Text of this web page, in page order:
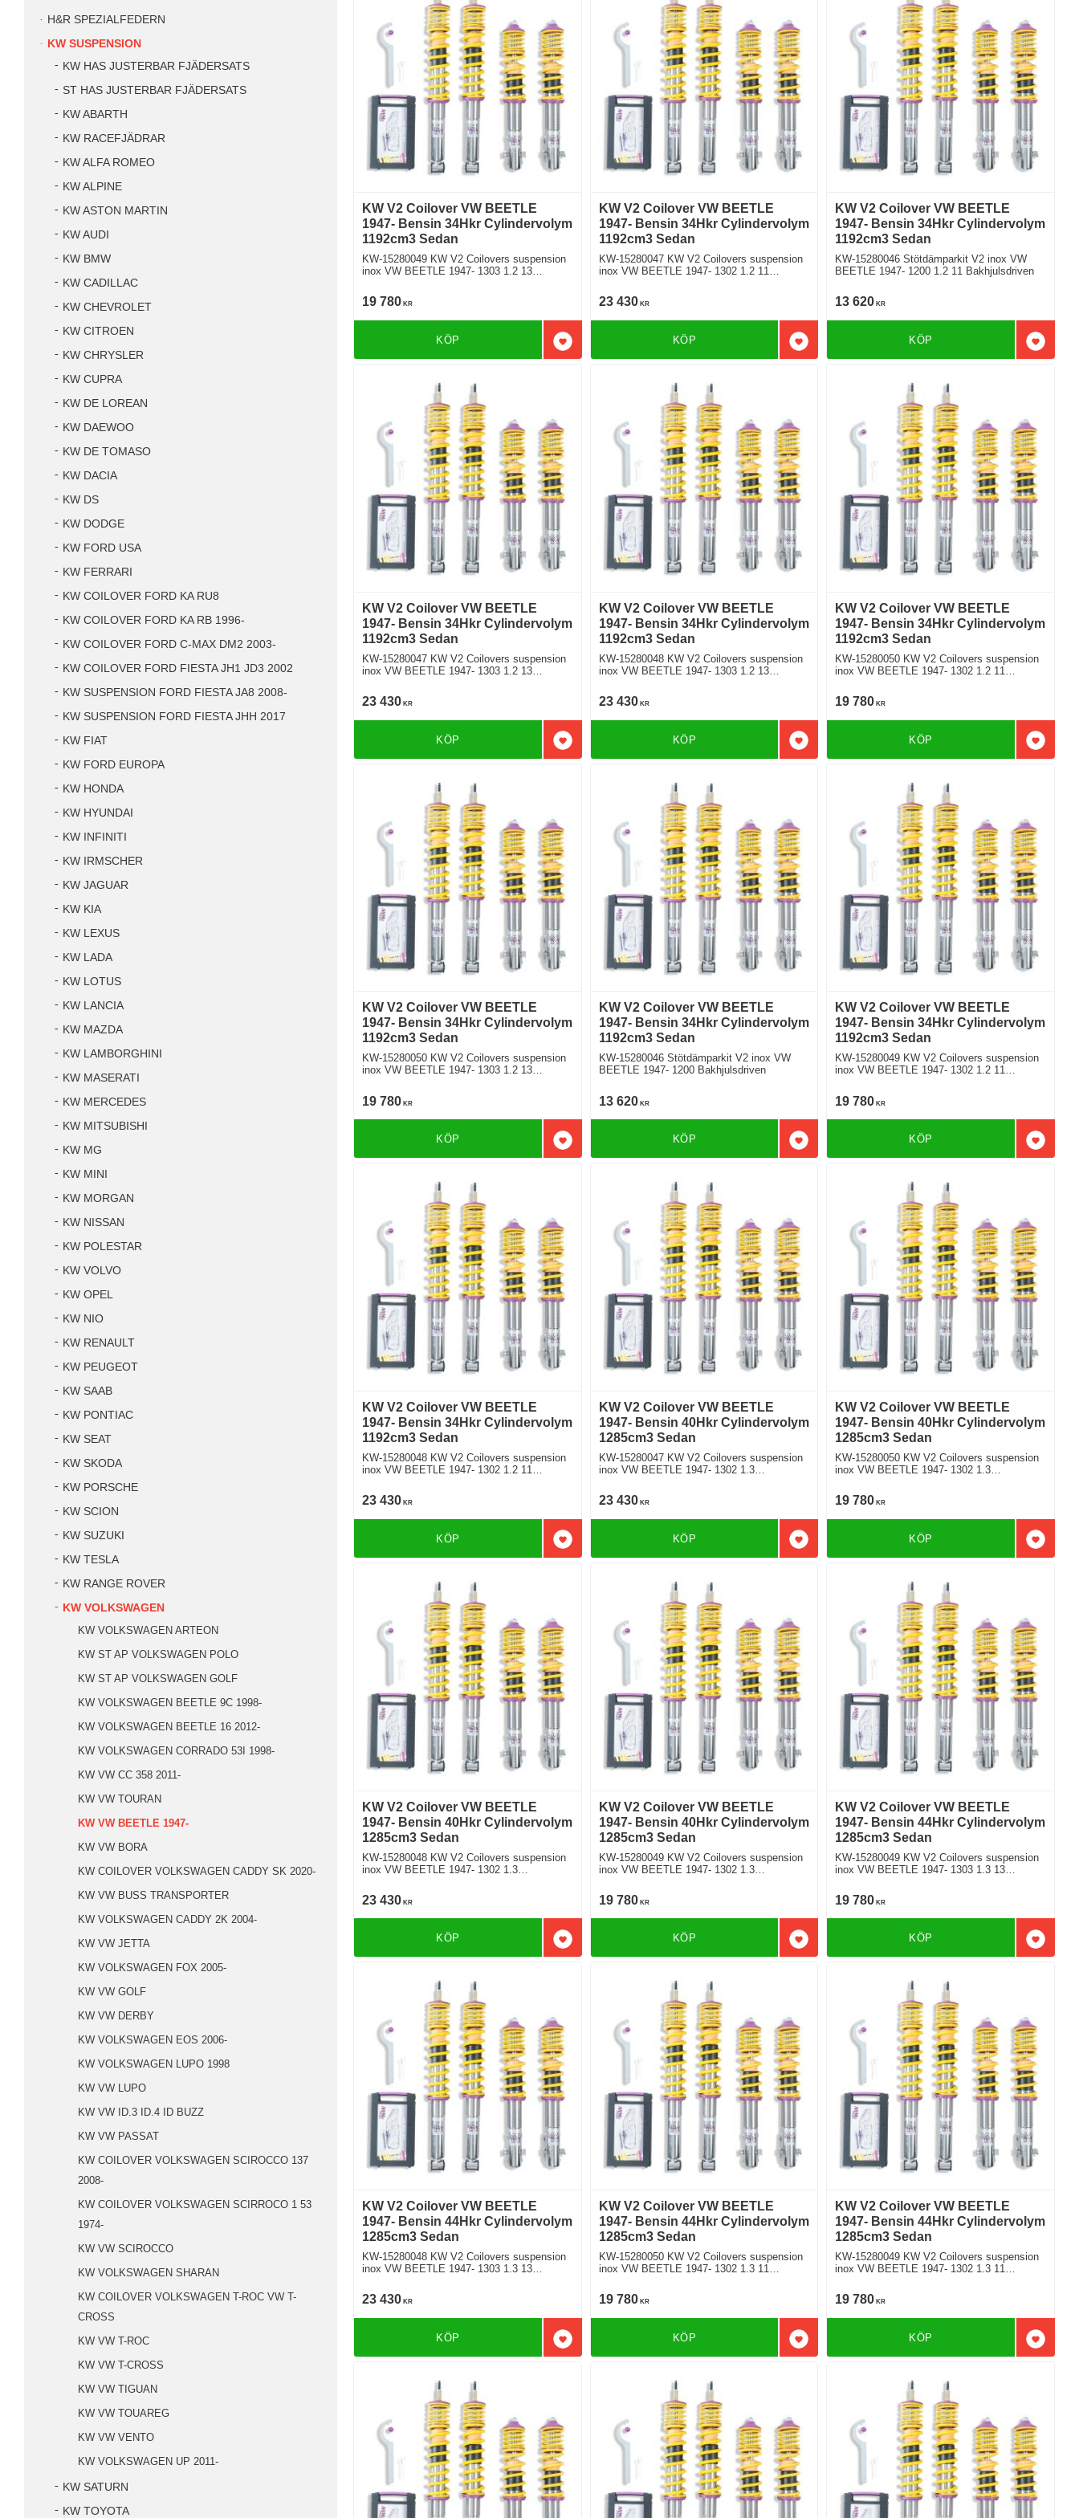
KW V2 Coilover VW BEETLE
1947- Bensin 34Hkr Cylindervolym
1192cm3 Sedan
KW-15280049 KW V2 Coilovers suspension
inox VW BEETLE 1947- 1303 1.2 13
19 780 KR
Lägg till i favoriter
KÖP
KW V2 Coilover VW BEETLE
1947- Bensin 34Hkr Cylindervolym
1192cm3 Sedan
KW-15280047 KW V2 Coilovers suspension
inox VW BEETLE 1947- 1302 1.2 11
23 430KR
Lägg till i favoriter
KÖP
KW V2 Coilover VW BEETLE
1947- Bensin 34Hkr Cylindervolym
1192cm3 Sedan
KW-15280046 Stötdämparkit V2 inox VW
BEETLE 1947- 1200 1.2 11 Bakhjulsdriven
13 620 KR
Lägg
KÖP
KW V2 Coilover VW BEETLE
1947- Bensin 34Hkr Cylindervolym
1192cm3 Sedan
KW-15280047 KW V2 Coilovers suspension
inox VW BEETLE 1947- 1303 1.2 13
23 430 KR
Lägg till i favoriter
KÖP
KW V2 Coilover VW BEETLE
1947- Bensin 34Hkr Cylindervolym
1192cm3 Sedan
KW-15280048 KW V2 Coilovers suspension
inox VW BEETLE 1947- 1303 1.2 13
23 430KR
Lägg till i favoriter
KÖP
KW V2 Coilover VW BEETLE
1947- Bensin 34Hkr Cylindervolym
1192cm3 Sedan
KW-15280050 KW V2 Coilovers suspension
inox VW BEETLE 1947- 1302 1.2 11
19 780 KR
Lägg
KÖP
KW V2 Coilover VW BEETLE
1947- Bensin 34Hkr Cylindervolym
1192cm3 Sedan
KW-15280050 KW V2 Coilovers suspension
inox VW BEETLE 1947- 1303 1.2 13
19 780 KR
Lägg till i favoriter
KÖP
KW V2 Coilover VW BEETLE
1947- Bensin 34Hkr Cylindervolym
1192cm3 Sedan
KW-15280046 Stötdämparkit V2 inox VW
BEETLE 1947- 1200 Bakhjulsdriven
13 620KR
Lägg till i favoriter
KÖP
KW V2 Coilover VW BEETLE
1947- Bensin 34Hkr Cylindervolym
1192cm3 Sedan
KW-15280049 KW V2 Coilovers suspension
inox VW BEETLE 1947- 1302 1.2 11
19 780 KR
Lägg
KÖP
KW V2 Coilover VW BEETLE
1947- Bensin 34Hkr Cylindervolym
1192cm3 Sedan
KW-15280048 KW V2 Coilovers suspension
inox VW BEETLE 1947- 1302 1.2 11
23 430 KR
Lägg till i favoriter
KÖP
KW V2 Coilover VW BEETLE
1947- Bensin 40Hkr Cylindervolym
1285cm3 Sedan
KW-15280047 KW V2 Coilovers suspension
inox VW BEETLE 1947- 1302 1.3
23 430KR
Lägg till i favoriter
KÖP
KW V2 Coilover VW BEETLE
1947- Bensin 40Hkr Cylindervolym
1285cm3 Sedan
KW-15280050 KW V2 Coilovers suspension
inox VW BEETLE 1947- 1302 1.3
19 780 KR
Lägg
KÖP
KW V2 Coilover VW BEETLE
1947- Bensin 40Hkr Cylindervolym
1285cm3 Sedan
KW-15280048 KW V2 Coilovers suspension
inox VW BEETLE 1947- 1302 1.3
23 430 KR
Lägg till i favoriter
KÖP
KW V2 Coilover VW BEETLE
1947- Bensin 40Hkr Cylindervolym
1285cm3 Sedan
KW-15280049 KW V2 Coilovers suspension
inox VW BEETLE 1947- 1302 1.3
19 780KR
Lägg till i favoriter
KÖP
KW V2 Coilover VW BEETLE
1947- Bensin 44Hkr Cylindervolym
1285cm3 Sedan
KW-15280049 KW V2 Coilovers suspension
inox VW BEETLE 1947- 1303 1.3 13
19 780 KR
Lägg
KÖP
KW V2 Coilover VW BEETLE
1947- Bensin 44Hkr Cylindervolym
1285cm3 Sedan
KW-15280048 KW V2 Coilovers suspension
inox VW BEETLE 1947- 1303 1.3 13
23 430 KR
Lägg till i favoriter
KÖP
KW V2 Coilover VW BEETLE
1947- Bensin 44Hkr Cylindervolym
1285cm3 Sedan
KW-15280050 KW V2 Coilovers suspension
inox VW BEETLE 1947- 1302 1.3 11
19 780KR
Lägg till i favoriter
KÖP
KW V2 Coilover VW BEETLE
1947- Bensin 44Hkr Cylindervolym
1285cm3 Sedan
KW-15280049 KW V2 Coilovers suspension
inox VW BEETLE 1947- 1302 1.3 11
19 780 KR
Lägg
KÖP
H&R SPEZIALFEDERN
KW SUSPENSION
KW HAS JUSTERBAR FJÄDERSATS
ST HAS JUSTERBAR FJÄDERSATS
KW ABARTH
KW RACEFJÄDRAR
KW ALFA ROMEO
KW ALPINE
KW ASTON MARTIN
KW AUDI
KW BMW
KW CADILLAC
KW CHEVROLET
KW CITROEN
KW CHRYSLER
KW CUPRA
KW DE LOREAN
KW DAEWOO
KW DE TOMASO
KW DACIA
KW DS
KW DODGE
KW FORD USA
KW FERRARI
KW COILOVER FORD KA RU8
KW COILOVER FORD KA RB 1996-
KW COILOVER FORD C-MAX DM2 2003-
KW COILOVER FORD FIESTA JH1 JD3 2002
KW SUSPENSION FORD FIESTA JA8 2008-
KW SUSPENSION FORD FIESTA JHH 2017
KW FIAT
KW FORD EUROPA
KW HONDA
KW HYUNDAI
KW INFINITI
KW IRMSCHER
KW JAGUAR
KW KIA
KW LEXUS
KW LADA
KW LOTUS
KW LANCIA
KW MAZDA
KW LAMBORGHINI
KW MASERATI
KW MERCEDES
KW MITSUBISHI
KW MG
KW MINI
KW MORGAN
KW NISSAN
KW POLESTAR
KW VOLVO
KW OPEL
KW NIO
KW RENAULT
KW PEUGEOT
KW SAAB
KW PONTIAC
KW SEAT
KW SKODA
KW PORSCHE
KW SCION
KW SUZUKI
KW TESLA
KW RANGE ROVER
KW VOLKSWAGEN
KW VOLKSWAGEN ARTEON
KW ST AP VOLKSWAGEN POLO
KW ST AP VOLKSWAGEN GOLF
KW VOLKSWAGEN BEETLE 9C 1998-
KW VOLKSWAGEN BEETLE 16 2012-
KW VOLKSWAGEN CORRADO 53I 1998-
KW VW CC 358 2011-
KW VW TOURAN
KW VW BEETLE 1947-
KW VW BORA
KW COILOVER VOLKSWAGEN CADDY SK 2020-
KW VW BUSS TRANSPORTER
KW VOLKSWAGEN CADDY 2K 2004-
KW VW JETTA
KW VOLKSWAGEN FOX 2005-
KW VW GOLF
KW VW DERBY
KW VOLKSWAGEN EOS 2006-
KW VOLKSWAGEN LUPO 1998
KW VW LUPO
KW VW ID.3 ID.4 ID BUZZ
KW VW PASSAT
KW COILOVER VOLKSWAGEN SCIROCCO 137
2008-
KW COILOVER VOLKSWAGEN SCIRROCO 1 53
1974-
KW VW SCIROCCO
KW VOLKSWAGEN SHARAN
KW COILOVER VOLKSWAGEN T-ROC VW T-
CROSS
KW VW T-ROC
KW VW T-CROSS
KW VW TIGUAN
KW VW TOUAREG
KW VW VENTO
KW VOLKSWAGEN UP 2011-
KW SATURN
KW TOYOTA